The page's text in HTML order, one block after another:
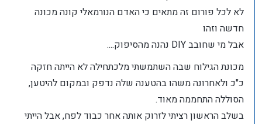
לא לכל פורום זה מתאים כי האדם הנורמאלי קונה מכונה
חדשה וזהו
אבל מי שחובב DIY נהנה מהסיפוק....
מכונת הגילוח שבה השתמשתי מלכתחילה לא הייתה חזקה
כ"כ ולאחרונה משהו בהטענה שלה נדפק ובמקום להיטען,
הסוללה התחממה מאוד.
בשלב הראשון רציתי לזרוק אותה אחר כבוד לפח, אבל הייתי